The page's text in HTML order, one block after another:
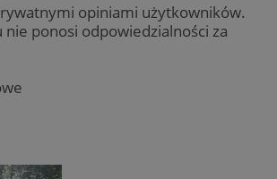
opiniami użytkowników.
ponosi odpowiedzialności za